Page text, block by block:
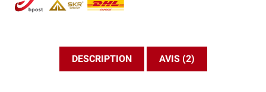
DESCRIPTION AVIS (2)